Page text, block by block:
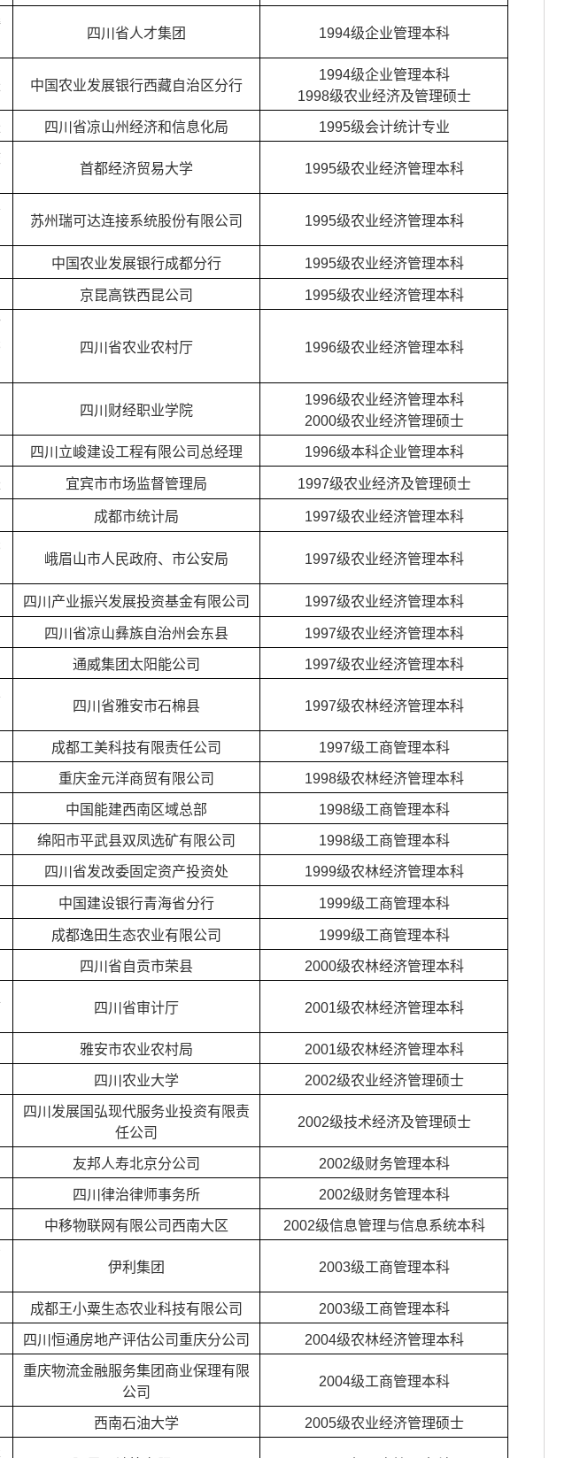
四川省人才集团 1994级企业管理本科
中国农业发展银行西藏自治区分行
1994级企业管理本科
1998级农业经济及管理硕士
四川省凉山州经济和信息化局 1995级会计统计专业
首都经济贸易大学 1995级农业经济管理本科
苏州瑞可达连接系统股份有限公司 1995级农业经济管理本科
中国农业发展银行成都分行
1995级农业经济管理本科
京昆高铁西昆公司 1995级农业经济管理本科
四川省农业农村厅 1996级农业经济管理本科
四川财经职业学院
1996级农业经济管理本科
2000级农业经济管理硕士
四川立峻建设工程有限公司总经理
1996级本科企业管理本科
宜宾市市场监督管理局 1997级农业经济及管理硕士
成都市统计局 1997级农业经济管理本科
峨眉山市人民政府、市公安局 1997级农业经济管理本科
四川产业振兴发展投资基金有限公司
1997级农业经济管理本科
四川省凉山彝族自治州会东县
1997级农业经济管理本科
通威集团太阳能公司 1997级农业经济管理本科
四川省雅安市石棉县 1997级农林经济管理本科
成都工美科技有限责任公司
1997级工商管理本科
重庆金元洋商贸有限公司
1998级农林经济管理本科
中国能建西南区域总部
1998级工商管理本科
绵阳市平武县双凤选矿有限公司
1998级工商管理本科
四川省发改委固定资产投资处
1999级农林经济管理本科
中国建设银行青海省分行
1999级工商管理本科
成都逸田生态农业有限公司
1999级工商管理本科
四川省自贡市荣县 2000级农林经济管理本科
四川省审计厅 2001级农林经济管理本科
雅安市农业农村局
2001级农林经济管理本科
四川农业大学 2002级农业经济管理硕士
四川发展国弘现代服务业投资有限责
任公司
2002级技术经济及管理硕士
友邦人寿北京分公司
2002级财务管理本科
四川律治律师事务所
2002级财务管理本科
中移物联网有限公司西南大区 2002级信息管理与信息系统本科
伊利集团 2003级工商管理本科
成都王小粟生态农业科技有限公司
2003级工商管理本科
四川恒通房地产评估公司重庆分公司 2004级农林经济管理本科
重庆物流金融服务集团商业保理有限
公司
2004级工商管理本科
西南石油大学 2005级农业经济管理硕士